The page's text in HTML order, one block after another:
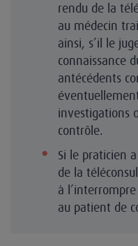
rendu de la
au médecin
ainsi, s’il le
connaissance
antécédents
investigations
contrôle.
Si le praticien
de la
à
au patient de